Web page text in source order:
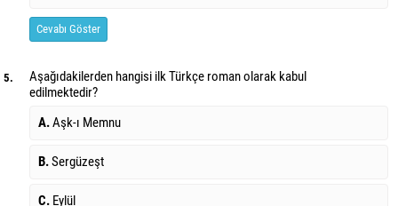
Cevabı Göster
5.
Aşağıdakilerden hangisi ilk Türkçe roman olarak kabul
edilmektedir?
A.Aşk-ı Memnu
B.Sergüzeşt
C. Eylül